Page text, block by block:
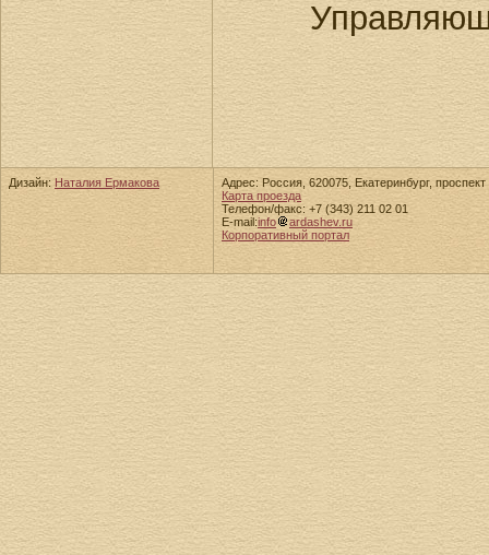
Дизайн: Наталия Ермакова
Адрес: Россия, 620075, Екатеринбург,
Карта проезда
Телефон/факс: +7 (343) 211 02 01
E-mail:info
ardashev.ru
Корпоративный портал